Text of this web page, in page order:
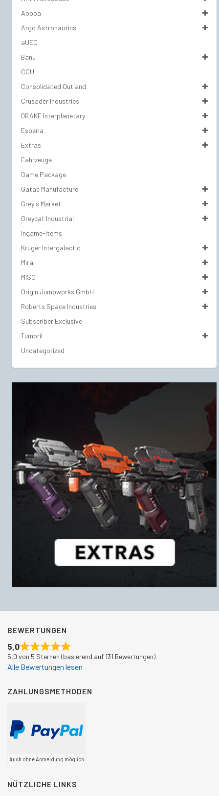
Aopoa
Argo Astronautics
aUEC
Banu
CCU
Consolidated Outland
Crusader Industries
DRAKE Interplanetary
Esperia
Extras
Fahrzeuge
Game Package
Gatac Manufacture
Grey's Market
Greycat Industrial
Ingame-Items
Kruger Intergalactic
Mirai
MISC
Origin Jumpworks GmbH
Roberts Space Industries
Subscriber Exclusive
Tumbril
Uncategorized
BEWERTUNGEN
5,0
5,0 von 5 Sternen (basierend auf 131 Bewertungen)
Alle Bewertungen lesen
ZAHLUNGSMETHODEN
Auch ohne Anmeldung möglich
NÜTZLICHE LINKS